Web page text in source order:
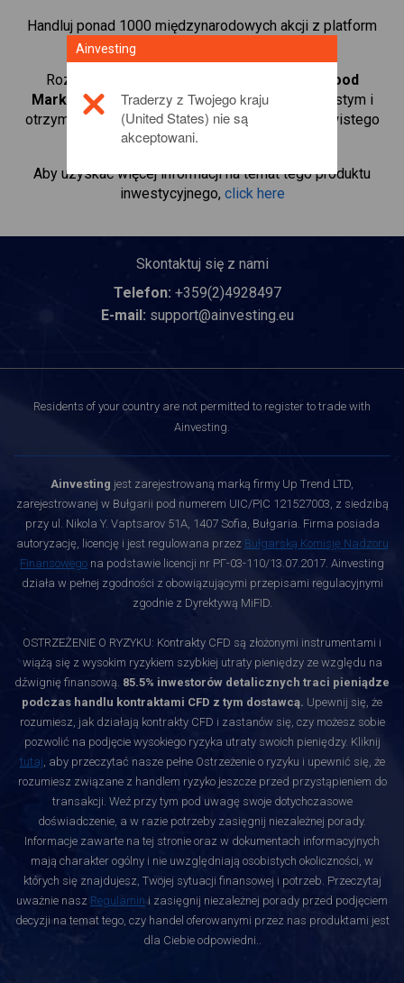
Handluj ponad 1000 międzynarodowych akcji z platform
handlową CFD od Ainvesting.
Rozpocznij handel kontraktami CFD w
Robinhood
Markets. Uzyskaj notowania w czasie rzeczywistym i
otrzymuj dywidendy tak, jak w przypadku rzeczywistego
posiadania akcji.
Aby uzyskać więcej informacji na temat tego produktu
inwestycyjnego, click here
Skontaktuj się z nami
Telefon: +359(2)4928497
E-mail: support@ainvesting.eu
Residents of your country are not permitted to register to trade with
Ainvesting.
Ainvesting jest zarejestrowaną marką firmy Up Trend LTD,
zarejestrowanej w Bułgarii pod numerem UIC/PIC 121527003, z siedzibą
przy ul. Nikola Y. Vaptsarov 51A, 1407 Sofia, Bułgaria. Firma posiada
autoryzację, licencję i jest regulowana przez Bułgarską Komisję Nadzoru
Finansowego na podstawie licencji nr РГ-03-110/13.07.2017. Ainvesting
działa w pełnej zgodności z obowiązującymi przepisami regulacyjnymi
zgodnie z Dyrektywą MiFID.
OSTRZEŻENIE O RYZYKU: Kontrakty CFD są złożonymi instrumentami i
wiążą się z wysokim ryzykiem szybkiej utraty pieniędzy ze względu na
dźwignię finansową. 85.5% inwestorów detalicznych traci pieniądze
podczas handlu kontraktami CFD z tym dostawcą. Upewnij się, że
rozumiesz, jak działają kontrakty CFD i zastanów się, czy możesz sobie
pozwolić na podjęcie wysokiego ryzyka utraty swoich pieniędzy. Kliknij
tutaj, aby przeczytać nasze pełne Ostrzeżenie o ryzyku i upewnić się, że
rozumiesz związane z handlem ryzyko jeszcze przed przystąpieniem do
transakcji. Weź przy tym pod uwagę swoje dotychczasowe
doświadczenie, a w razie potrzeby zasięgnij niezależnej porady.
Informacje zawarte na tej stronie oraz w dokumentach informacyjnych
mają charakter ogólny i nie uwzględniają osobistych okoliczności, w
których się znajdujesz, Twojej sytuacji finansowej i potrzeb. Przeczytaj
uważnie nasz Regulamin i zasięgnij niezależnej porady przed podjęciem
decyzji na temat tego, czy handel oferowanymi przez nas produktami jest
dla Ciebie odpowiedni..
Ainvesting
Traderzy z Twojego kraju
(United States) nie są
akceptowani.